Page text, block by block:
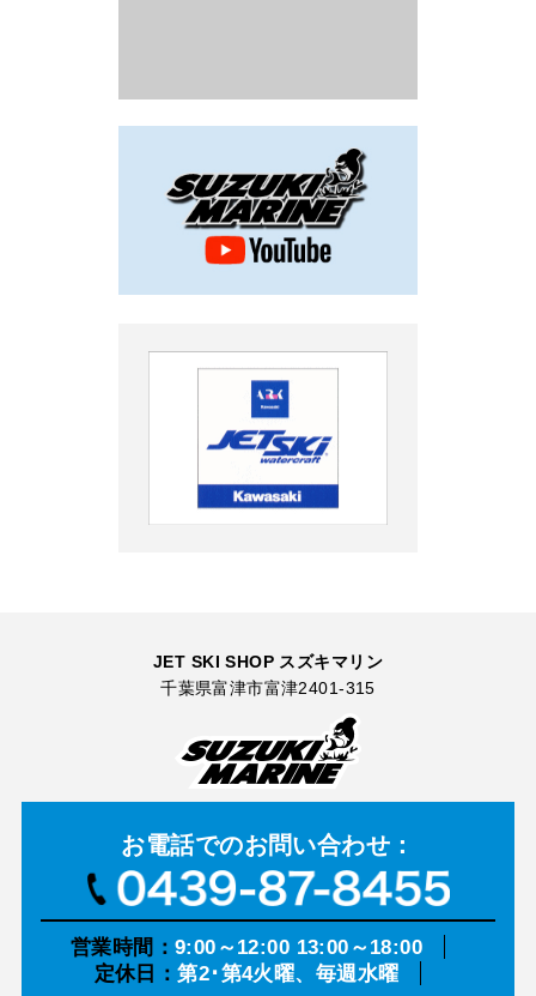
JET SKI SHOP スズキマリン
千葉県富津市富津2401-315
お電話でのお問い合わせ：
営業時間： 9:00～12:00 13:00～18:00
定休日：第2･第4火曜、毎週水曜